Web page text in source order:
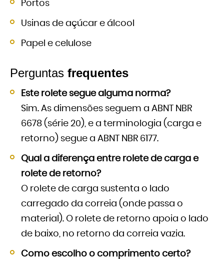
Portos
Usinas de açúcar e álcool
Papel e celulose
Perguntas frequentes
Este rolete segue alguma norma?
Sim. As dimensões seguem a ABNT NBR
6678 (série 20), e a terminologia (carga e
retorno) segue a ABNT NBR 6177.
Qual a diferença entre rolete de carga e
rolete de retorno?
O rolete de carga sustenta o lado
carregado da correia (onde passa o
material). O rolete de retorno apoia o lado
de baixo, no retorno da correia vazia.
Como escolho o comprimento certo?